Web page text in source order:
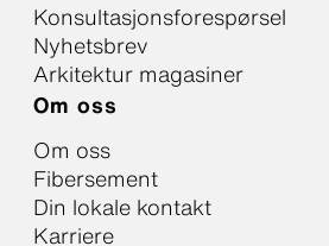
Konsultasjonsforespørsel
Nyhetsbrev
Arkitektur magasiner
Om oss
Om oss
Fibersement
Din lokale kontakt
Karriere